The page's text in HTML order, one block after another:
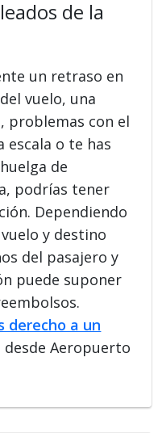
de la
un retraso en
vuelo, una
problemas con el
escala o te has
de
podrías tener
Dependiendo
y destino
del pasajero y
puede suponer
derecho a un
Aeropuerto